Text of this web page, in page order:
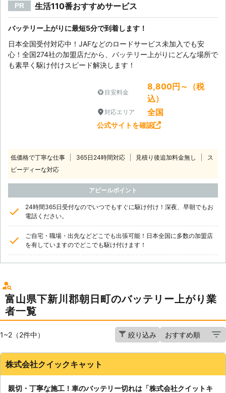
PR 生活110番おすすめサービス
バッテリー上がりに最短5分で到着します！
日本全国受付対応中！JAFなどのロードサービス未加入でも安
心！全国274社の加盟店だから、バッテリー上がりにどんな場所で
も素早く駆け付けスピード解決します！
目安料金
8,800円～（税
込）
対応エリア 全国
公式サイトを確認
低価格で丁寧な仕事 365日24時間対応 見積り後追加料金無し
ス
ピーディーな対応
アピールポイント
24時間365日受付なのでいつでもすぐに駆け付け！深夜、早朝でもお
電話ください。
ご自宅・職場・出先などどこでも出張可能！日本全国に多数の加盟店
を有していますのでどこでも駆け付けます！
富山県下新川郡朝日町のバッテリー上がり業
者一覧
1~2（2件中） 絞り込み
株式会社クイックキャット
親切・丁寧な施工！車のバッテリー切れは「株式会社クイットキ